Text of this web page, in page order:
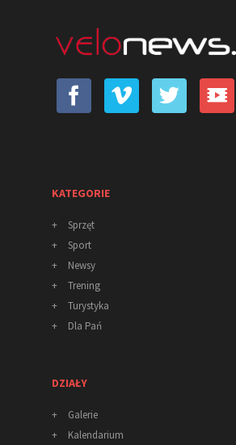
KATEGORIE
+
Sprzęt
+
Sport
+
Newsy
+
Trening
+
Turystyka
+
Dla Pań
DZIAŁY
+
Galerie
+
Kalendarium